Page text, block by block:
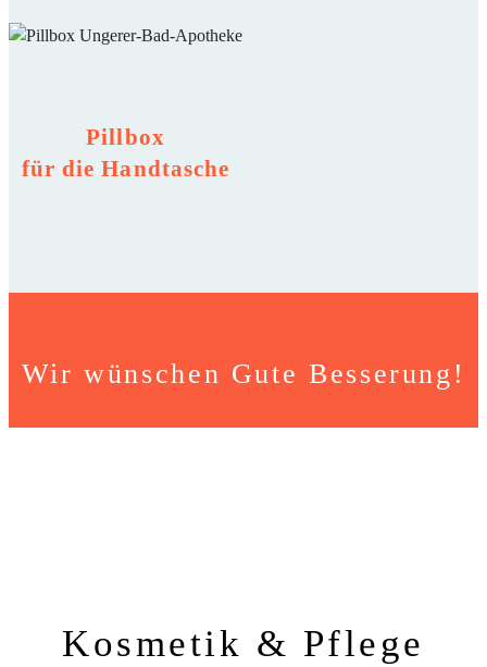
Pillbox
für die Handtasche
Wir wünschen Gute Besserung!
Kosmetik & Pflege